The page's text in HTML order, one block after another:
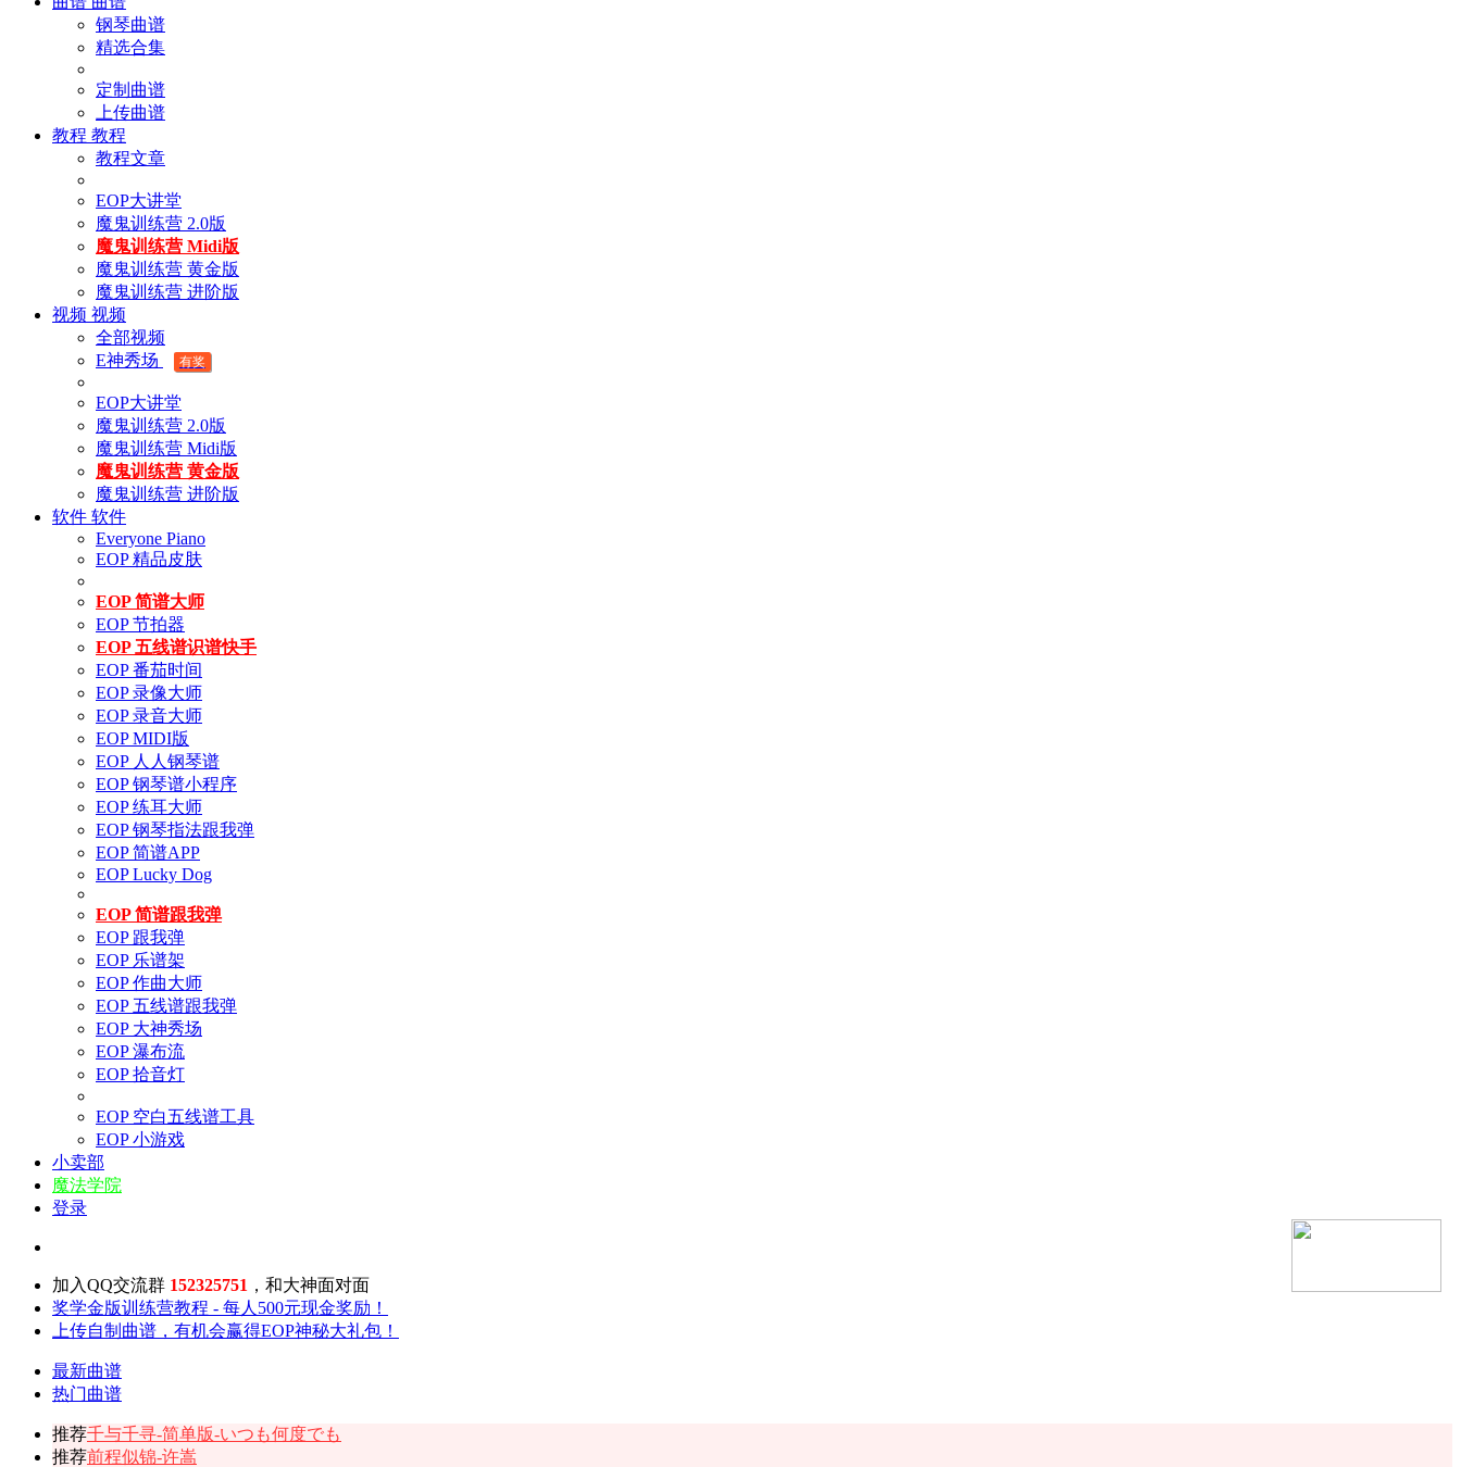
钢琴曲谱
精选合集
定制曲谱
上传曲谱
教程 教程
教程文章
EOP大讲堂
魔鬼训练营 2.0版
魔鬼训练营 Midi版
魔鬼训练营 黄金版
魔鬼训练营 进阶版
视频 视频
全部视频
E神秀场
有奖
EOP大讲堂
魔鬼训练营 2.0版
魔鬼训练营 Midi版
魔鬼训练营 黄金版
魔鬼训练营 进阶版
软件 软件
Everyone Piano
EOP 精品皮肤
EOP 简谱大师
EOP 节拍器
EOP 五线谱识谱快手
EOP 番茄时间
EOP 录像大师
EOP 录音大师
EOP MIDI版
EOP 人人钢琴谱
EOP 钢琴谱小程序
EOP 练耳大师
EOP 钢琴指法跟我弹
EOP 简谱APP
EOP Lucky Dog
EOP 简谱跟我弹
EOP 跟我弹
EOP 乐谱架
EOP 作曲大师
EOP 五线谱跟我弹
EOP 大神秀场
EOP 瀑布流
EOP 拾音灯
EOP 空白五线谱工具
EOP 小游戏
小卖部
魔法学院
登录
加入QQ交流群 152325751 ，和大神面对面
奖学金版训练营教程 - 每人500元现金奖励！
上传自制曲谱，有机会赢得EOP神秘大礼包！
最新曲谱
热门曲谱
推荐千与千寻-简单版-いつも何度でも
推荐前程似锦-许嵩